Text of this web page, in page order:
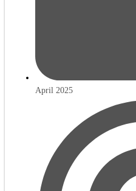
April 2025